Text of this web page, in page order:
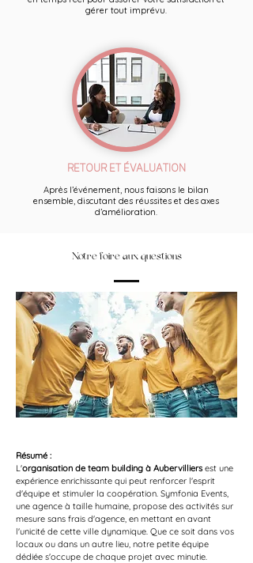
gérer tout imprévu.
RETOUR ET ÉVALUATION
Après l’événement, nous faisons le bilan
ensemble, discutant des réussites et des axes
d’amélioration.
Notre foire aux questions
Résumé :
L'organisation de team building à Aubervilliers est une
expérience enrichissante qui peut renforcer l'esprit
d'équipe et stimuler la coopération. Symfonia Events,
une agence à taille humaine, propose des activités sur
mesure sans frais d'agence, en mettant en avant
l'unicité de cette ville dynamique. Que ce soit dans vos
locaux ou dans un autre lieu, notre petite équipe
dédiée s'occupe de chaque projet avec minutie.